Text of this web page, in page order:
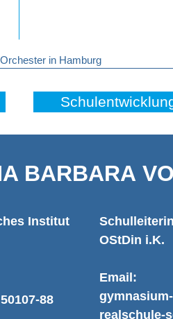
Orchester in Hamburg
BARBARA
Institut
88
OStDin i.K.
Email:
realschule-